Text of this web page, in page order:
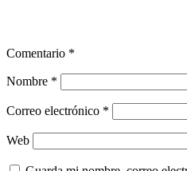
Comentario *
Nombre *
Correo electrónico *
Web